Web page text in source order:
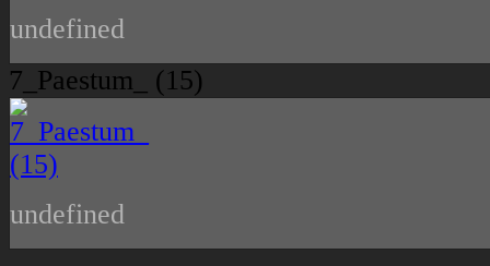
undefined
7_Paestum_ (15)
undefined